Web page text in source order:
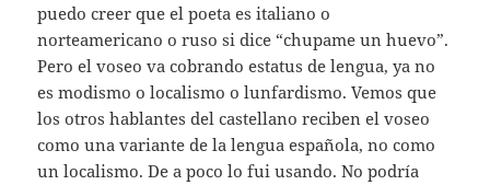
puedo creer que el poeta es italiano o
norteamericano o ruso si dice “chupame un huevo”.
Pero el voseo va cobrando estatus de lengua, ya no
es modismo o localismo o lunfardismo. Vemos que
los otros hablantes del castellano reciben el voseo
como una variante de la lengua española, no como
un localismo. De a poco lo fui usando. No podría